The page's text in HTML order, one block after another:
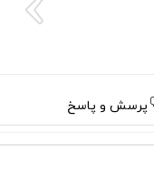
پرسش و پاسخ